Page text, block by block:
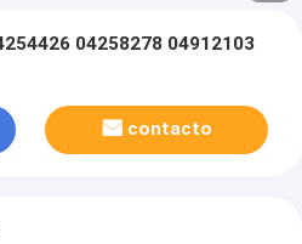
04258278 04912103
contacto